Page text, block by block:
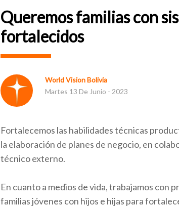
Queremos familias con
fortalecidos
World Vision Bolivia
Martes 13 De Junio - 2023
Fortalecemos las habilidades técnicas
la elaboración de planes de negocio, en
técnico externo.
En cuanto a medios de vida, trabajamos con
familias jóvenes con hijos e hijas para